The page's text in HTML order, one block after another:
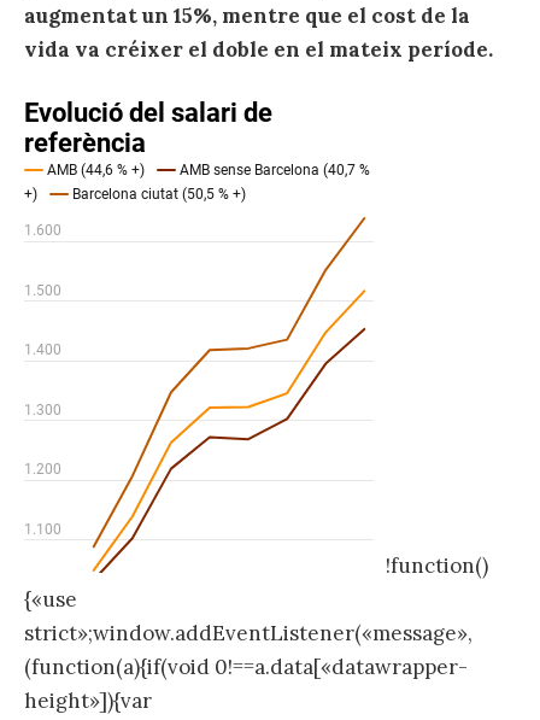
augmentat un 15%, mentre que el cost de la
vida va créixer el doble en el mateix període.
!function()
{«use
strict»;window.addEventListener(«message»,
(function(a){if(void 0!==a.data[«datawrapper-
height»]){var